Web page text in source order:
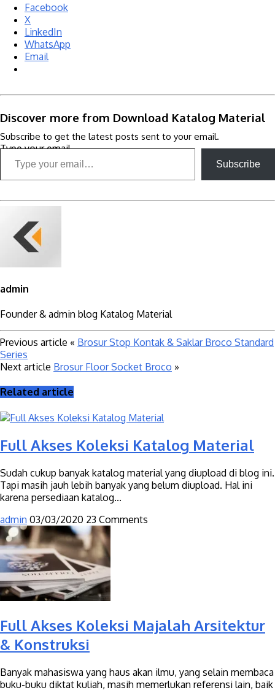
Facebook
X
LinkedIn
WhatsApp
Email
Discover more from Download Katalog Material
Subscribe to get the latest posts sent to your email.
Type your email…
Subscribe
admin
Founder & admin blog Katalog Material
Previous article « Brosur Stop Kontak & Saklar Broco Standard
Series
Next article Brosur Floor Socket Broco »
Related article
Full Akses Koleksi Katalog Material
Sudah cukup banyak katalog material yang diupload di blog ini.
Tapi masih jauh lebih banyak yang belum diupload. Hal ini
karena persediaan katalog...
admin 03/03/2020 23 Comments
Full Akses Koleksi Majalah Arsitektur
& Konstruksi
Banyak mahasiswa yang haus akan ilmu, yang selain membaca
buku-buku diktat kuliah, masih memerlukan referensi lain, baik